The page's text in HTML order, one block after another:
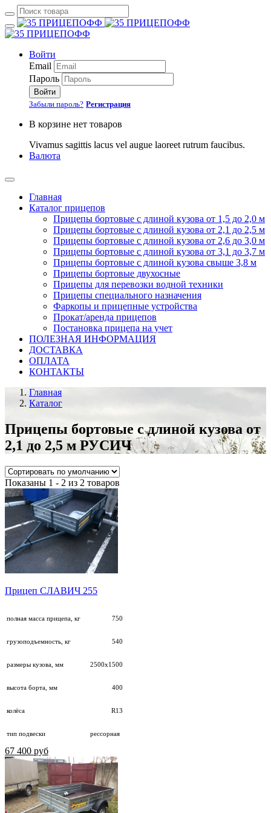
Войти
Email
Пароль
Войти
Забыли пароль? Регистрация
В корзине нет товаров
Vivamus sagittis lacus vel augue laoreet rutrum faucibus.
Валюта
Главная
Каталог прицепов
Прицепы бортовые с длиной кузова от 1,5 до 2,0 м
Прицепы бортовые с длиной кузова от 2,1 до 2,5 м
Прицепы бортовые с длиной кузова от 2,6 до 3,0 м
Прицепы бортовые с длиной кузова от 3,1 до 3,7 м
Прицепы бортовые с длиной кузова свыше 3,8 м
Прицепы бортовые двухосные
Прицепы для перевозки водной техники
Прицепы специального назначения
Фаркопы и прицепные устройства
Прокат/аренда прицепов
Постановка прицепа на учет
ПОЛЕЗНАЯ ИНФОРМАЦИЯ
ДОСТАВКА
ОПЛАТА
КОНТАКТЫ
Главная
Каталог
Прицепы бортовые с длиной кузова от
2,1 до 2,5 м РУСИЧ
Показаны 1 - 2 из 2 товаров
Прицеп СЛАВИЧ 255
полная масса прицепа, кг 750
грузоподъемность, кг 540
размеры кузова, мм 2500х1500
высота борта, мм 400
колёса R13
тип подвески рессорная
67 400 руб